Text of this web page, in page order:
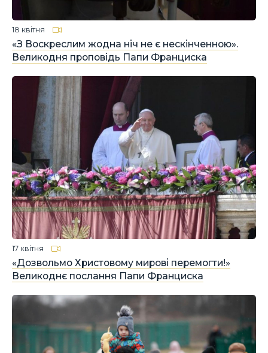
«З Воскреслим жодна ніч не є нескінченною».
Великодня проповідь Папи Франциска
18 квітня
«Дозвольмо Христовому мирові перемогти!»
Великоднє послання Папи Франциска
17 квітня